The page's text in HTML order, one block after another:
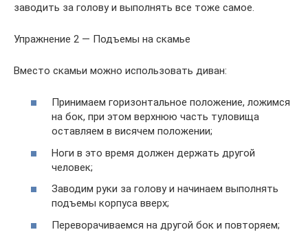
заводить за голову и выполнять все тоже самое.
Упражнение 2 — Подъемы на скамье
Вместо скамьи можно использовать диван:
Принимаем горизонтальное положение, ложимся
на бок, при этом верхнюю часть туловища
оставляем в висячем положении;
Ноги в это время должен держать другой
человек;
Заводим руки за голову и начинаем выполнять
подъемы корпуса вверх;
Переворачиваемся на другой бок и повторяем;